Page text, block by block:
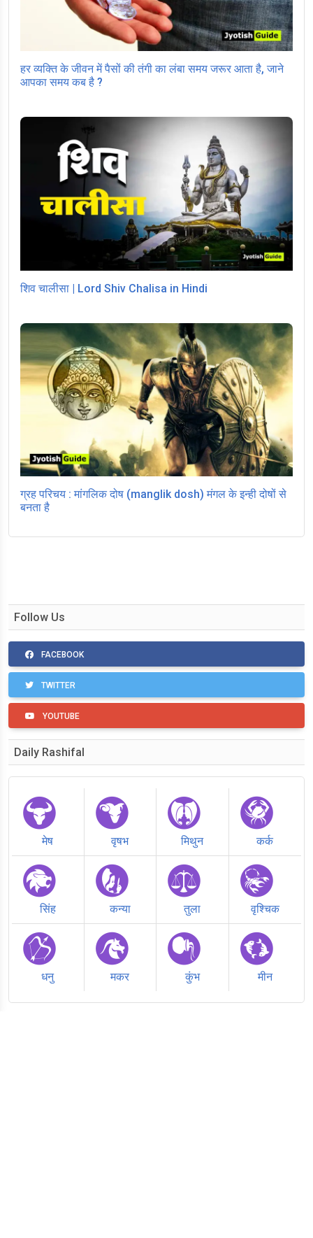
हर व्यक्ति के जीवन में पैसों की तंगी का लंबा समय जरूर आता है, जाने
आपका समय कब है ?
शिव चालीसा | Lord Shiv Chalisa in Hindi
ग्रह परिचय : मांगलिक दोष (manglik dosh) मंगल के इन्ही दोषों से
बनता है
Follow Us
FACEBOOK
TWITTER
YOUTUBE
Daily Rashifal
मेष वृषभ मिथुन कर्क
सिंह कन्या तुला वृश्चिक
धनु मकर कुंभ मीन